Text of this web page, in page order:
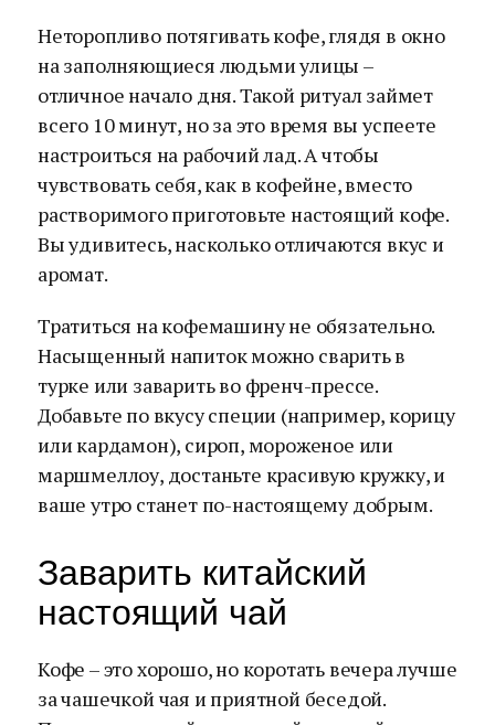
Неторопливо потягивать кофе, глядя в окно
на заполняющиеся людьми улицы –
отличное начало дня. Такой ритуал займет
всего 10 минут, но за это время вы успеете
настроиться на рабочий лад. А чтобы
чувствовать себя, как в кофейне, вместо
растворимого приготовьте настоящий кофе.
Вы удивитесь, насколько отличаются вкус и
аромат.
Тратиться на кофемашину не обязательно.
Насыщенный напиток можно сварить в
турке или заварить во френч-прессе.
Добавьте по вкусу специи (например, корицу
или кардамон), сироп, мороженое или
маршмеллоу, достаньте красивую кружку, и
ваше утро станет по-настоящему добрым.
Заварить китайский
настоящий чай
Кофе – это хорошо, но коротать вечера лучше
за чашечкой чая и приятной беседой.